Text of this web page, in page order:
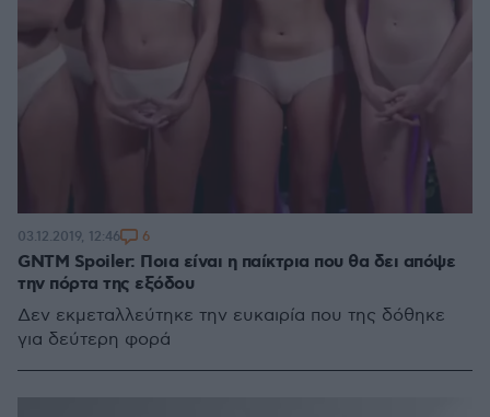
GNTM Spoiler: Ποια είναι η παίκτρια που θα δει απόψε
την πόρτα της εξόδου
Δεν εκμεταλλεύτηκε την ευκαιρία που της δόθηκε
για δεύτερη φορά
03.12.2019, 12:46 6